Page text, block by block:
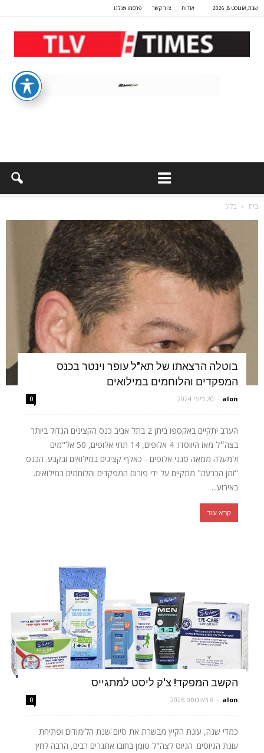
שבת, אוגוסט 8, 2026 אודות צור קשר פרסמו אצלנו
בית בלוג
בוטלה הרצאתו של תא"ל עופר וינטר בכנס
המפקדים והלוחמים במילואים
alon
- 20 ביוני 2024 0
הערב יתקיים באקספו ביתן 2 בתל אביב כנס הקצינים הגדול ביותר
בצה״ל מאז היווסדו: 4 אלופים, 14 תתי אלופים, 50 אל"מים
ולמעלה ממאה סגני אלופים - כאלף קצינים במילואים ובקבע. הכנס
"זמן הכרעה" מתקיים על ידי פורום המפקדים והלוחמים במילואים.
באירוע...
קרא עוד
הקשב המפקד! צ'ק ליסט למתגייס
alon
- 8 באוגוסט 2026 0
כמדי שנה, עונת הקיץ מבשרת את סיום שנת הלימודים ופתיחת
עונת הגיוסים. הגיוס לצה"ל טומן בחובו אתגרים רבים, הרבה לחץ